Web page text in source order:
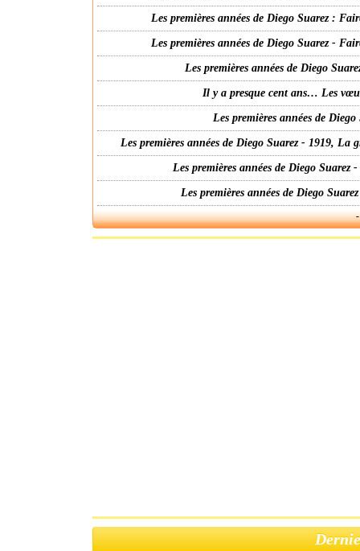
Les premières années de Diego Suarez :
Les premières années de Diego Suarez -
Les premières années de Diego
Il y a presque cent ans… Les
Les premières années de
Les premières années de Diego Suarez - 1919,
Les premières années de Diego
Les premières années de Diego